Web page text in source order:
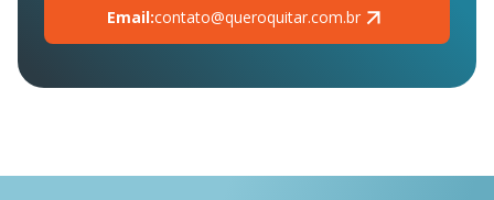
Email:contato@queroquitar.com.br